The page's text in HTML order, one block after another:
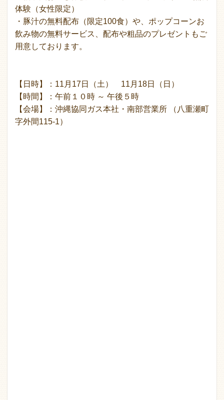
体験（女性限定）
・豚汁の無料配布（限定100食）や、ポップコーンお
飲み物の無料サービス、配布や粗品のプレゼントもご
用意しております。
【日時】：11月17日（土） 11月18日（日）
【時間】：午前１０時 ～ 午後５時
【会場】：沖縄協同ガス本社・南部営業所 （八重瀬町
字外間115-1）